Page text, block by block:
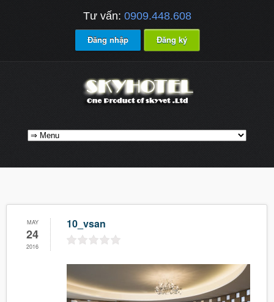
Tư vấn: 0909.448.608
Đăng nhập Đăng ký
MAY
24
2016
10_vsan